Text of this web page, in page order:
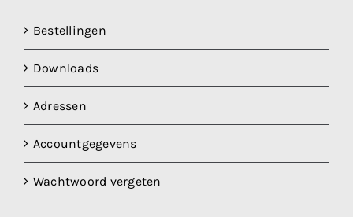
Bestellingen
Downloads
Adressen
Accountgegevens
Wachtwoord vergeten